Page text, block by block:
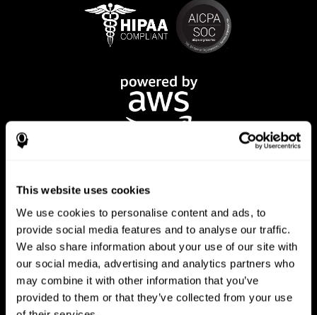
This website uses cookies
We use cookies to personalise content and ads, to
provide social media features and to analyse our traffic.
We also share information about your use of our site with
our social media, advertising and analytics partners who
may combine it with other information that you’ve
provided to them or that they’ve collected from your use
কগনিফিট অ্যাপ